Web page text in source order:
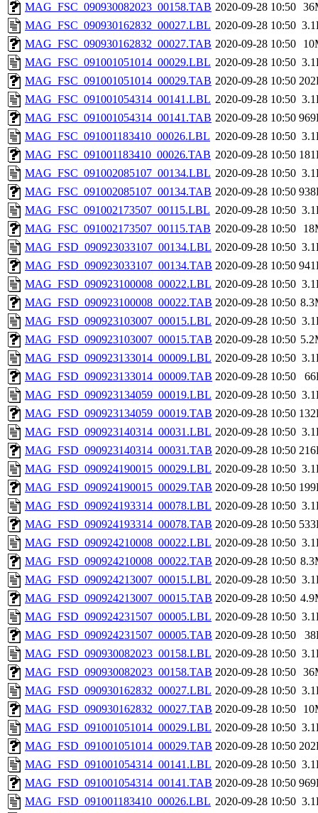
MAG_FSC_090930082023_00158.TAB 2020-09-28 10:50
MAG_FSC_090930162832_00027.LBL 2020-09-28 10:50
MAG_FSC_090930162832_00027.TAB 2020-09-28 10:50
MAG_FSC_091001051014_00029.LBL 2020-09-28 10:50
MAG_FSC_091001051014_00029.TAB 2020-09-28 10:50
MAG_FSC_091001054314_00141.LBL 2020-09-28 10:50
MAG_FSC_091001054314_00141.TAB 2020-09-28 10:50
MAG_FSC_091001183410_00026.LBL 2020-09-28 10:50
MAG_FSC_091001183410_00026.TAB 2020-09-28 10:50
MAG_FSC_091002085107_00134.LBL 2020-09-28 10:50
MAG_FSC_091002085107_00134.TAB 2020-09-28 10:50
MAG_FSC_091002173507_00115.LBL 2020-09-28 10:50
MAG_FSC_091002173507_00115.TAB 2020-09-28 10:50
MAG_FSD_090923033107_00134.LBL 2020-09-28 10:50
MAG_FSD_090923033107_00134.TAB 2020-09-28 10:50
MAG_FSD_090923100008_00022.LBL 2020-09-28 10:50
MAG_FSD_090923100008_00022.TAB 2020-09-28 10:50
MAG_FSD_090923103007_00015.LBL 2020-09-28 10:50
MAG_FSD_090923103007_00015.TAB 2020-09-28 10:50
MAG_FSD_090923133014_00009.LBL 2020-09-28 10:50
MAG_FSD_090923133014_00009.TAB 2020-09-28 10:50
MAG_FSD_090923134059_00019.LBL 2020-09-28 10:50
MAG_FSD_090923134059_00019.TAB 2020-09-28 10:50
MAG_FSD_090923140314_00031.LBL 2020-09-28 10:50
MAG_FSD_090923140314_00031.TAB 2020-09-28 10:50
MAG_FSD_090924190015_00029.LBL 2020-09-28 10:50
MAG_FSD_090924190015_00029.TAB 2020-09-28 10:50
MAG_FSD_090924193314_00078.LBL 2020-09-28 10:50
MAG_FSD_090924193314_00078.TAB 2020-09-28 10:50
MAG_FSD_090924210008_00022.LBL 2020-09-28 10:50
MAG_FSD_090924210008_00022.TAB 2020-09-28 10:50
MAG_FSD_090924213007_00015.LBL 2020-09-28 10:50
MAG_FSD_090924213007_00015.TAB 2020-09-28 10:50
MAG_FSD_090924231507_00005.LBL 2020-09-28 10:50
MAG_FSD_090924231507_00005.TAB 2020-09-28 10:50
MAG_FSD_090930082023_00158.LBL 2020-09-28 10:50
MAG_FSD_090930082023_00158.TAB 2020-09-28 10:50
MAG_FSD_090930162832_00027.LBL 2020-09-28 10:50
MAG_FSD_090930162832_00027.TAB 2020-09-28 10:50
MAG_FSD_091001051014_00029.LBL 2020-09-28 10:50
MAG_FSD_091001051014_00029.TAB 2020-09-28 10:50
MAG_FSD_091001054314_00141.LBL 2020-09-28 10:50
MAG_FSD_091001054314_00141.TAB 2020-09-28 10:50
MAG_FSD_091001183410_00026.LBL 2020-09-28 10:50